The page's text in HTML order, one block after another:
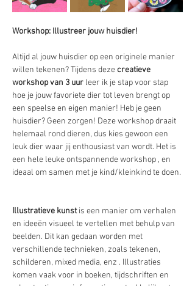
Workshop: Illustreer jouw huisdier!
Altijd al jouw huisdier op een originele manier
willen tekenen? Tijdens deze creatieve
workshop van 3 uur leer ik je stap voor stap
hoe je jouw favoriete dier tot leven brengt op
een speelse en eigen manier! Heb je geen
huisdier? Geen zorgen! Deze workshop draait
helemaal rond dieren, dus kies gewoon een
leuk dier waar jij enthousiast van wordt. Het is
een hele leuke ontspannende workshop , en
ideaal om samen met je kind/kleinkind te doen.
Illustratieve kunst is een manier om verhalen
en ideeën visueel te vertellen met behulp van
beelden. Dit kan gedaan worden met
verschillende technieken, zoals tekenen,
schilderen, mixed media, enz . Illustraties
komen vaak voor in boeken, tijdschriften en